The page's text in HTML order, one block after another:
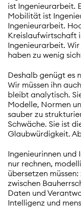
ist Ingenieurarbeit.
Mobilität ist
Ingenieurarbeit.
Kreislaufwirtschaft
Ingenieurarbeit.
haben zu wenig
Deshalb genügt es
Wir müssen ihn
bleibt analytisch.
Modelle, Normen
sauber zu
Schwäche. Sie ist
Glaubwürdigkeit.
Ingenieurinnen und
nur rechnen,
übersetzen
zwischen
Daten und
Intelligenz und